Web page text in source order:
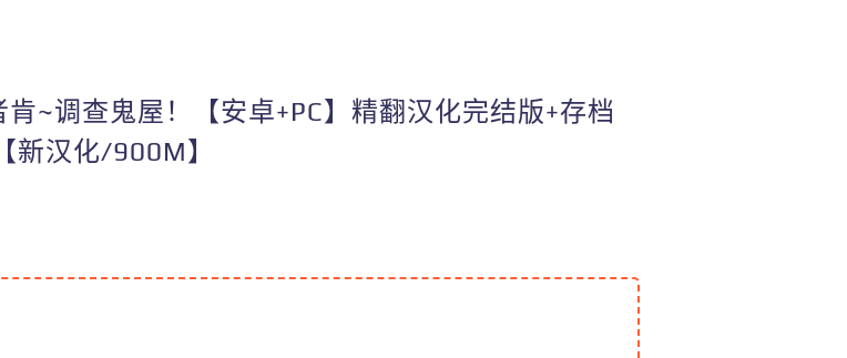
~调查鬼屋！【安卓+PC】精翻汉化完结版+存档
【新汉化/900M】